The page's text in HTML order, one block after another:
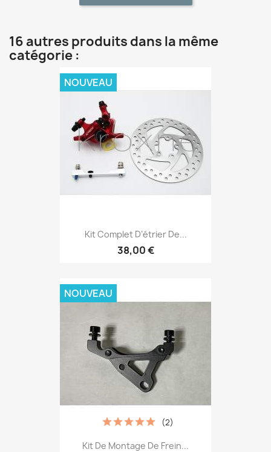
16 autres produits dans la même
catégorie :
Kit Complet D’étrier De...
38,00 €
NOUVEAU
Kit De Montage De Frein...
(2)
NOUVEAU